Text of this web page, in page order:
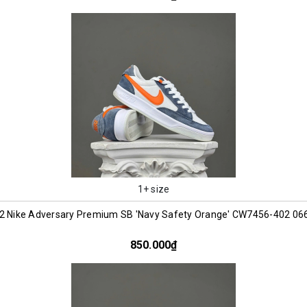
1+ size
Nike Adversary Premium SB 'Navy Safety Orange' CW7456-402
850.000₫